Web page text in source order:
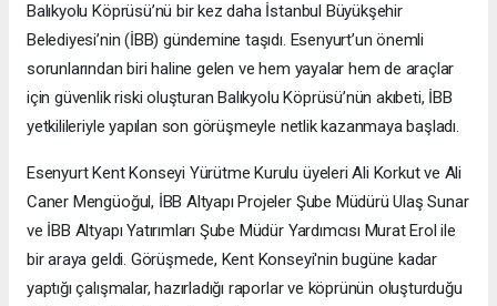
Balıkyolu Köprüsü’nü bir kez daha İstanbul Büyükşehir
Belediyesi’nin (İBB) gündemine taşıdı. Esenyurt’un önemli
sorunlarından biri haline gelen ve hem yayalar hem de araçlar
için güvenlik riski oluşturan Balıkyolu Köprüsü’nün akıbeti, İBB
yetkilileriyle yapılan son görüşmeyle netlik kazanmaya başladı.
Esenyurt Kent Konseyi Yürütme Kurulu üyeleri Ali Korkut ve Ali
Caner Mengüoğul, İBB Altyapı Projeler Şube Müdürü Ulaş Sunar
ve İBB Altyapı Yatırımları Şube Müdür Yardımcısı Murat Erol ile
bir araya geldi. Görüşmede, Kent Konseyi'nin bugüne kadar
yaptığı çalışmalar, hazırladığı raporlar ve köprünün oluşturduğu